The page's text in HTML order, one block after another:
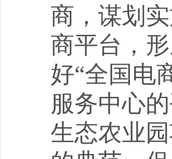
商，谋划
商平台，
好“全国电
服务中心
生态农业